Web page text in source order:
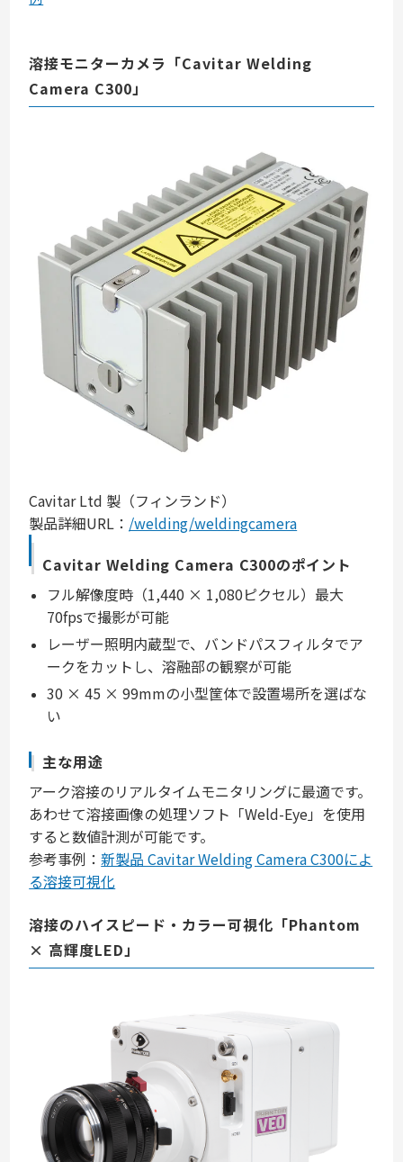
溶接モニターカメラ「Cavitar Welding
Camera C300」
Cavitar Ltd 製（フィンランド）
製品詳細URL： /welding/weldingcamera
Cavitar Welding Camera C300のポイント
フル解像度時（1,440 × 1,080ピクセル）最大
70fpsで撮影が可能
レーザー照明内蔵型で、バンドパスフィルタでア
ークをカットし、溶融部の観察が可能
30 × 45 × 99mmの小型筐体で設置場所を選ばな
い
主な用途
アーク溶接のリアルタイムモニタリングに最適です。
あわせて溶接画像の処理ソフト「Weld-Eye」を使用
すると数値計測が可能です。
参考事例：新製品 Cavitar Welding Camera C300によ
る溶接可視化
溶接のハイスピード・カラー可視化「Phantom
× 高輝度LED」